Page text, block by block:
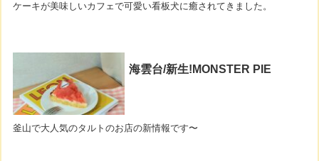
ケーキが美味しいカフェで可愛い看板犬に癒されてきました。
海雲台/新生!MONSTER PIE
釜山で大人気のタルトのお店の新情報です〜